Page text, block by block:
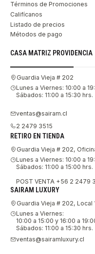
Términos de Promociones
Califícanos
Listado de precios
Métodos de pago
CASA MATRIZ PROVIDENCIA
Guardia Vieja # 202
Lunes a Viernes: 10:00 a
Sábados: 11:00 a 15:30 hrs.
ventas@sairam.cl
2 2479 3515
RETIRO EN TIENDA
Guardia Vieja # 202,
Lunes a Viernes: 10:00 a
Sábados: 11:00 a 15:00 hrs.
POST VENTA +56 2 2479
SAIRAM LUXURY
Guardia Vieja # 202, Local
Lunes a Viernes:
10:00 a 15:00 y 16:00 a
Sábados: 11:00 a 15:30 hrs.
ventas@sairamluxury.cl